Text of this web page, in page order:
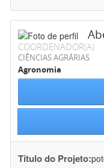
COORDENADOR(A)
CIÊNCIAS AGRÁRIAS
Agronomia
Título do Projeto: